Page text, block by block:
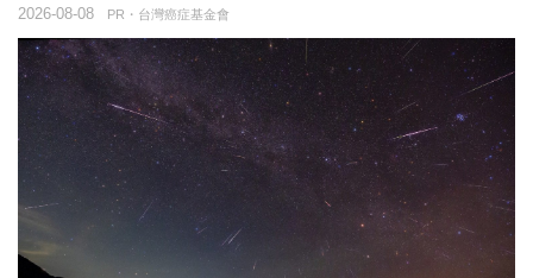
PR・台灣癌症基金會
2026-08-08